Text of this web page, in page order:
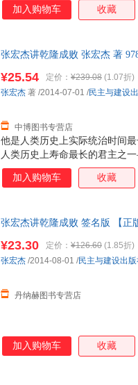
加入购物车 收藏
张宏杰讲乾隆成败 张宏杰 著
他是人类历史上实际统治时间
人类历史上寿命最长的君主之
蔼又刻薄，既节俭又奢靡，既
辉煌的统治成绩，将康乾盛世
个集政治家、学者、诗人、旅
¥25.54 定价： ¥239.08 (1.07折)
中博图书专营店
张宏杰 著 /2014-07-01 /民主与建设
加入购物车 收藏
张宏杰讲乾隆成败 签名版 【正
¥23.30 定价： ¥126.60 (1.85折)
丹纳赫图书专营店
张宏杰 /2014-08-01 /民主与建设出
加入购物车 收藏